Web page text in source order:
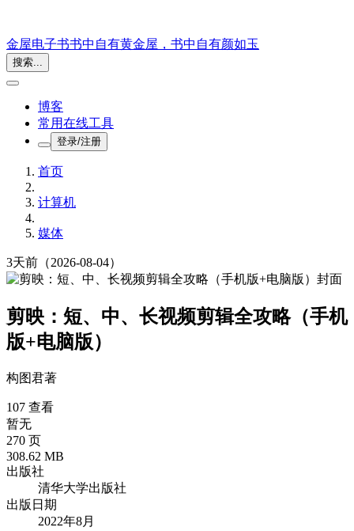
金屋电子书书中自有黄金屋，书中自有颜如玉
搜索...
博客
常用在线工具
登录/注册
首页
计算机
媒体
3天前 （2026-08-04）
剪映：短、中、长视频剪辑全攻略（手机
版+电脑版）
构图君著
107 查看
暂无
270 页
308.62 MB
出版社
清华大学出版社
出版日期
2022年8月